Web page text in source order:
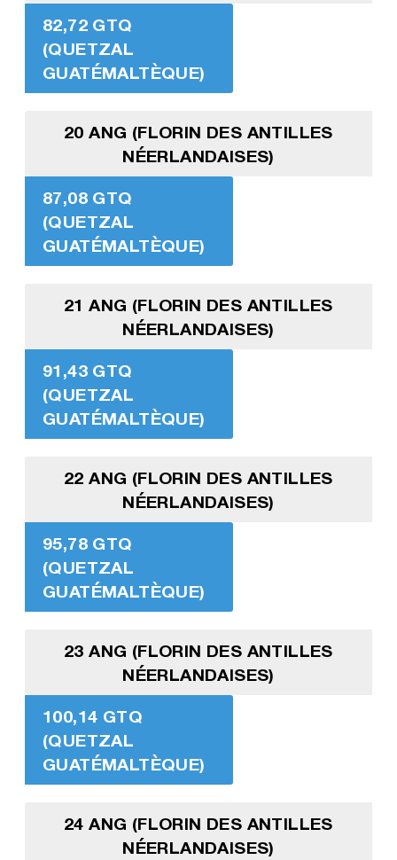
82,72 GTQ
(QUETZAL
GUATÉMALTÈQUE)
20 ANG (FLORIN DES ANTILLES
NÉERLANDAISES)
87,08 GTQ
(QUETZAL
GUATÉMALTÈQUE)
21 ANG (FLORIN DES ANTILLES
NÉERLANDAISES)
91,43 GTQ
(QUETZAL
GUATÉMALTÈQUE)
22 ANG (FLORIN DES ANTILLES
NÉERLANDAISES)
95,78 GTQ
(QUETZAL
GUATÉMALTÈQUE)
23 ANG (FLORIN DES ANTILLES
NÉERLANDAISES)
100,14 GTQ
(QUETZAL
GUATÉMALTÈQUE)
24 ANG (FLORIN DES ANTILLES
NÉERLANDAISES)